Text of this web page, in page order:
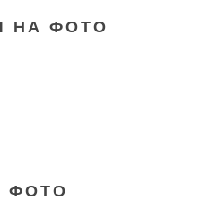
НА ФОТО
ФОТО